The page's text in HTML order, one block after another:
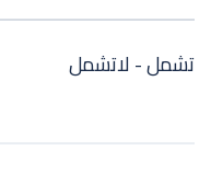
تشمل - لاتشمل